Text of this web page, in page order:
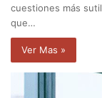
cuestiones más
que…
Ver Mas »